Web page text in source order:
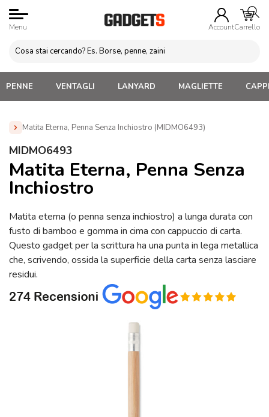
Menu AccountCarrello
PENNE VENTAGLI LANYARD MAGLIETTE
Matita Eterna, Penna Senza Inchiostro (MIDMO6493)
Home » Penne Personalizzate con LOGO, Matite, Pastelli,
Matita Eterna, Penna Senza Inchiostro (MIDMO6493)
MIDMO6493
Matita Eterna, Penna Senza
Inchiostro
Matita eterna (o penna senza inchiostro) a lunga durata con
fusto di bamboo e gomma in cima con cappuccio di carta.
Questo gadget per la scrittura ha una punta in lega metallica
che, scrivendo, ossida la superficie della carta senza lasciare
residui.